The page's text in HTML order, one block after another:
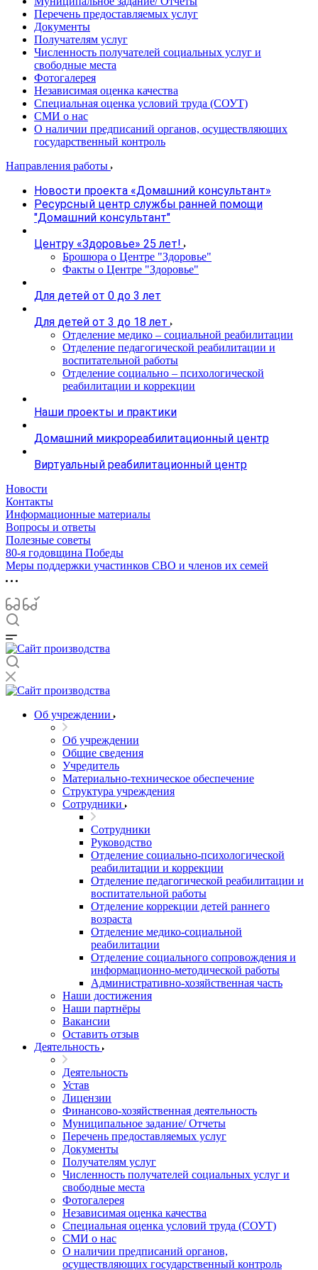
Перечень предоставляемых услуг
Документы
Получателям услуг
Численность получателей социальных услуг и
свободные места
Фотогалерея
Независимая оценка качества
Специальная оценка условий труда (СОУТ)
СМИ о нас
О наличии предписаний органов, осуществляющих
государственный контроль
Направления работы
Новости проекта «Домашний консультант»
Ресурсный центр службы ранней помощи
"Домашний консультант"
Центру «Здоровье» 25 лет!
Брошюра о Центре "Здоровье"
Факты о Центре "Здоровье"
Для детей от 0 до 3 лет
Для детей от 3 до 18 лет
Отделение медико – социальной реабилитации
Отделение педагогической реабилитации и
воспитательной работы
Отделение социально – психологической
реабилитации и коррекции
Наши проекты и практики
Домашний микрореабилитационный центр
Виртуальный реабилитационный центр
Новости
Контакты
Информационные материалы
Вопросы и ответы
Полезные советы
80-я годовщина Победы
Меры поддержки участинков СВО и членов их семей
Об учреждении
Об учреждении
Общие сведения
Учредитель
Материально-техническое обеспечение
Структура учреждения
Сотрудники
Сотрудники
Руководство
Отделение социально-психологической
реабилитации и коррекции
Отделение педагогической реабилитации и
воспитательной работы
Отделение коррекции детей раннего
возраста
Отделение медико-социальной
реабилитации
Отделение социального сопровождения и
информационно-методической работы
Административно-хозяйственная часть
Наши достижения
Наши партнёры
Вакансии
Оставить отзыв
Деятельность
Деятельность
Устав
Лицензии
Финансово-хозяйственная деятельность
Муниципальное задание/ Отчеты
Перечень предоставляемых услуг
Документы
Получателям услуг
Численность получателей социальных услуг и
свободные места
Фотогалерея
Независимая оценка качества
Специальная оценка условий труда (СОУТ)
СМИ о нас
О наличии предписаний органов,
осуществляющих государственный контроль